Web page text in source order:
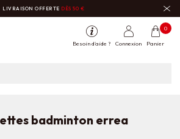
LIVRAISON OFFERTE DÈS 50 €
Besoin d'aide ? Connexion Panier
0
badminton errea